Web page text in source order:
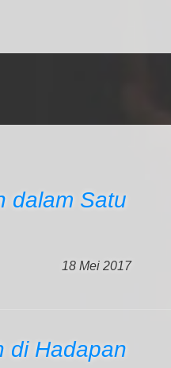
dalam Satu
18 Mei 2017
di Hadapan